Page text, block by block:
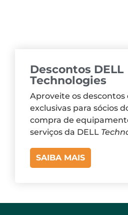
Descontos DELL
Technologies
Aproveite os descontos
exclusivas para sócios
compra de
serviços da DELL
SAIBA MAIS